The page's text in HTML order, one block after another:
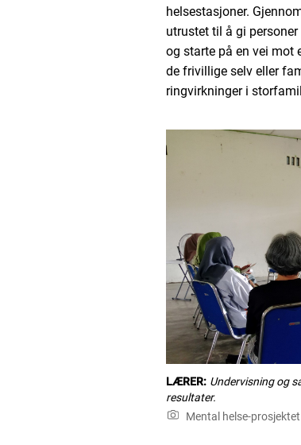
helsestasjoner.
utrustet til å gi
og starte på en vei mot
de frivillige selv eller
ringvirkninger i
LÆRER: Undervisning og
resultater.
Mental helse-prosjektet